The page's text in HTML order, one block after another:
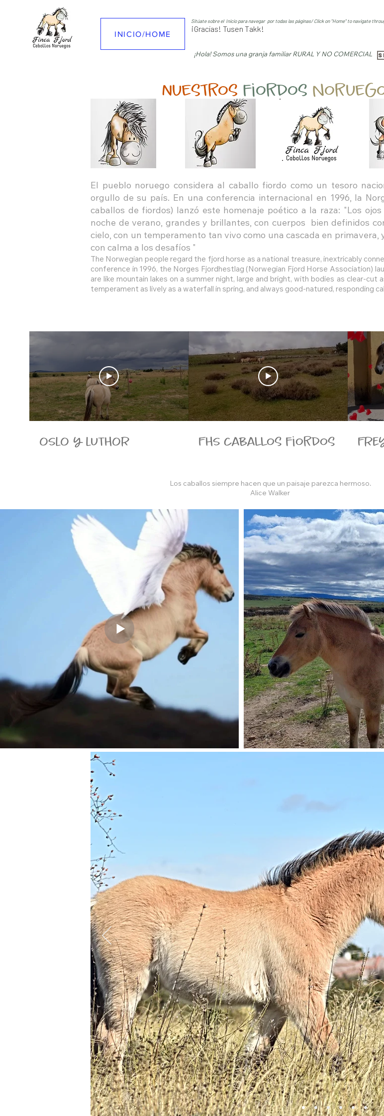
INICIO/HOME
Sitúate sobre el Inicio para navegar por todas las páginas/ Click on "Home" to navigate
¡Gracias! Tusen Takk!
¡Hola! Somos una granja familiar RURAL Y NO COMERCIAL
Nuestros fiordos
El pueblo noruego considera al caballo fiordo como un tesoro
orgullo de su país. En una conferencia internacional en 1996, la
caballos de fiordos) lanzó este homenaje poético a la raza: "Los
noche de verano, grandes y brillantes, con cuerpos bien definidos
cielo, con un temperamento tan vivo como una cascada en
con calma a los desafíos "
The Norwegian people regard the fjord horse as a national treasure, inextricably
conference in 1996, the Norges Fjordhestlag (Norwegian Fjord Horse Association)
are like mountain lakes on a summer night, large and bright, with bodies as clear-
temperament as lively as a waterfall in spring, and always good-natured, responding
OSLO Y LUTHOR FHS caballos fiordos
Los caballos siempre hacen que un paisaje parezca hermoso.
Alice Walker